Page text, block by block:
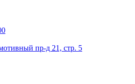
пр-д 21, стр. 5